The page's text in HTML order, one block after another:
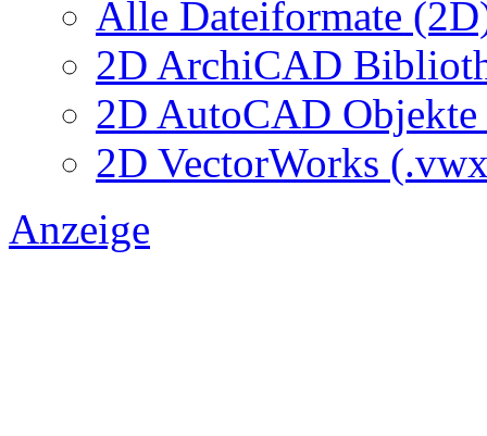
Alle Dateiformate
2D ArchiCAD
2D AutoCAD
2D VectorWorks
Anzeige